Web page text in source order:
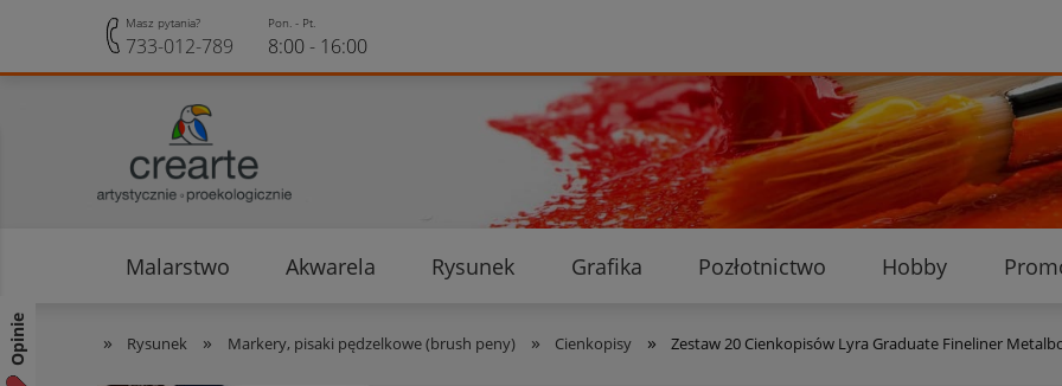
Malarstwo Akwarela Rysunek Grafika Pozłotnictwo Hobby
» Rysunek » Markery, pisaki pędzelkowe (brush peny) » Cienkopisy » Zestaw 20 Cienkopisów Lyra Graduate Fineliner
Masz pytania?
733-012-789
Pon. - Pt.
8:00 - 16:00
Opinie